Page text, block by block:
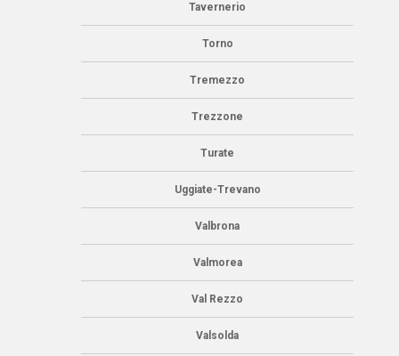
Tavernerio
Torno
Tremezzo
Trezzone
Turate
Uggiate-Trevano
Valbrona
Valmorea
Val Rezzo
Valsolda